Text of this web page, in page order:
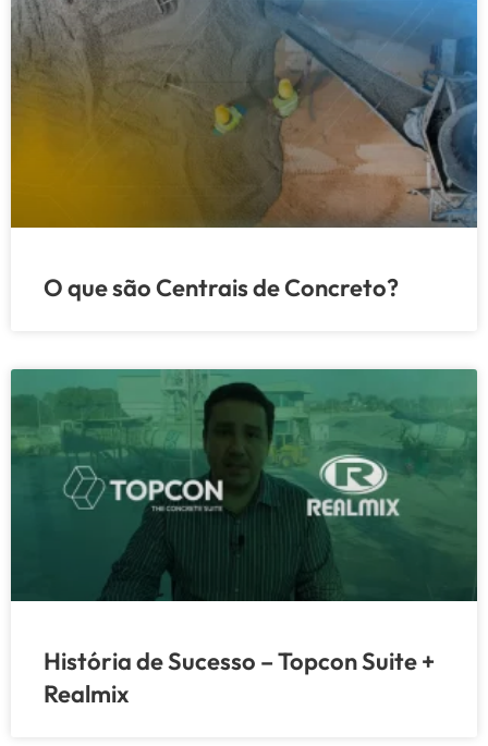
O que são Centrais de Concreto?
História de Sucesso – Topcon Suite +
Realmix